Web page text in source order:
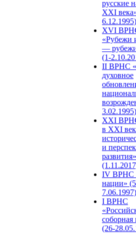
русские
XXI
6.12.1995)
XVI
«Рубежи
—
(1-
II ВРНС
духовное
3.02.1995)
XХI
в XXI
и
развития»
IV ВРНС
нации»
7.06.1997)
I ВРНС
(26-